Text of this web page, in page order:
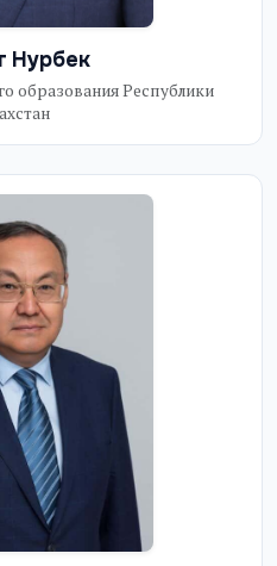
Нурбек
образования Республики